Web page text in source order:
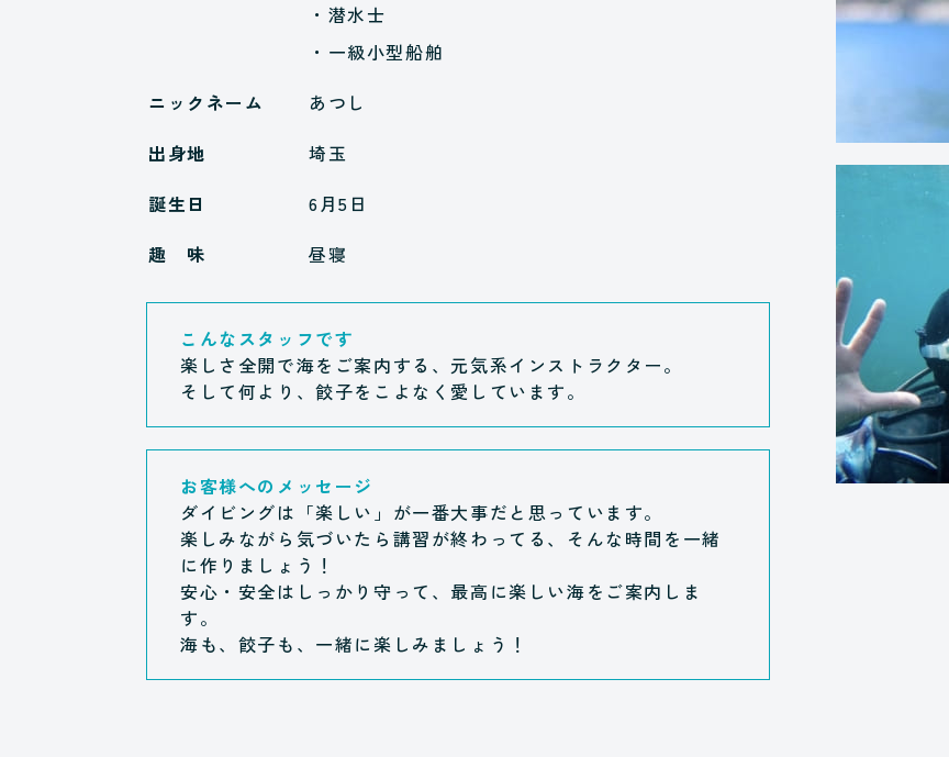
・潜水士
・一級小型船舶
ニックネーム
あつし
出身地
埼玉
誕生日
6月5日
趣 味
昼寝
こんなスタッフです
楽しさ全開で海をご案内する、元気系インストラクター。
そして何より、餃子をこよなく愛しています。
お客様へのメッセージ
ダイビングは「楽しい」が一番大事だと思っています。
楽しみながら気づいたら講習が終わってる、そんな時間を一緒
に作りましょう！
安心・安全はしっかり守って、最高に楽しい海をご案内しま
す。
海も、餃子も、一緒に楽しみましょう！